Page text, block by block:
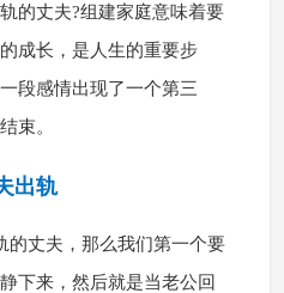
丈夫?组建家庭意味着要
成长，是人生的重要步
段感情出现了一个第三
束。
出轨
丈夫，那么我们第一个要
下来，然后就是当老公回